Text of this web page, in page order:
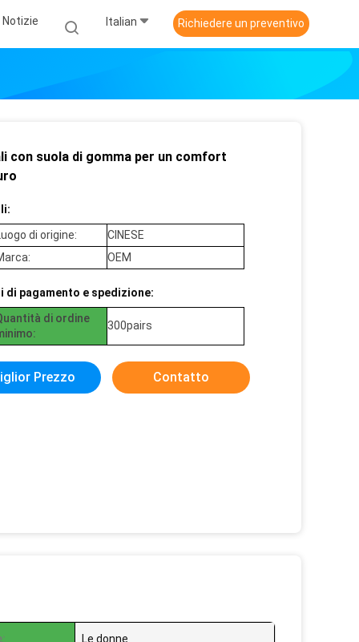
Notizie Italian Richiedere un preventivo
con suola di gomma per un comfort
di origine:
CINESE
OEM
di pagamento e spedizione:
di ordine
300pairs
Prezzo Contatto
Le donne